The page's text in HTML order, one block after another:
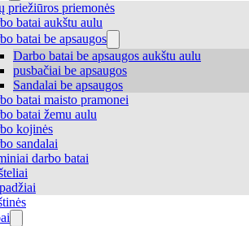
priežiūros priemonės
batai aukštu aulu
batai be apsaugos
Darbo batai be apsaugos aukštu aulu
pusbačiai be apsaugos
Sandalai be apsaugos
batai maisto pramonei
batai žemu aulu
kojinės
sandalai
darbo batai